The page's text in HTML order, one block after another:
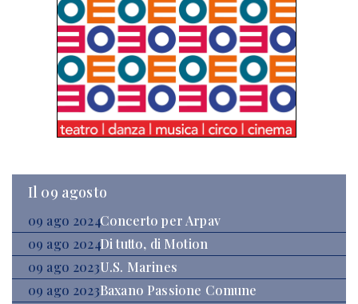
Il 09 agosto
09 ago 2024Concerto per Arpav
09 ago 2024Di tutto, di Motion
09 ago 2023U.S. Marines
09 ago 2023Baxano Passione Comune